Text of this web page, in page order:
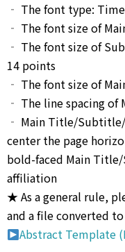
‐ The font type:
‐ The font size of
‐ The font size of
14 points
‐ The font size of
‐ The line spacing of
‐ Main Title/
center the page
bold-faced Main
affiliation
★ As a general rule,
and a file converted to
Abstract Template